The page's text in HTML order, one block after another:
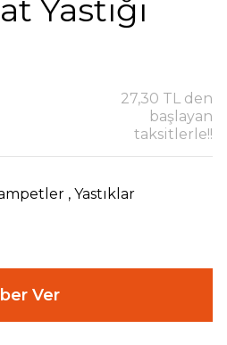
Yastığı
27,30 TL den
başlayan
taksitlerle!!
, Yastıklar
Ver